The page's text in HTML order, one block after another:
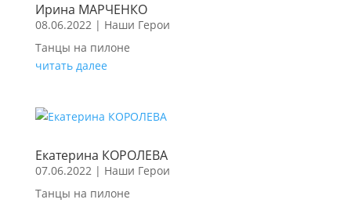
Ирина МАРЧЕНКО
08.06.2022| Наши Герои
Танцы на пилоне
читать далее
Екатерина КОРОЛЕВА
07.06.2022| Наши Герои
Танцы на пилоне